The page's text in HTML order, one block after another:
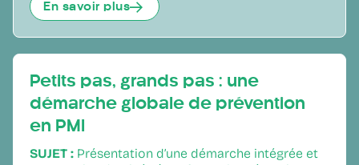
En savoir plus
Petits pas, grands pas : une
démarche globale de prévention
en PMI
SUJET : Présentation d’une démarche intégrée et